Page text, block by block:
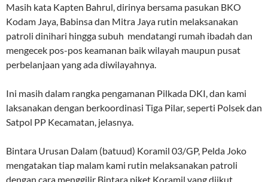
Masih kata Kapten Bahrul, dirinya bersama pasukan BKO
Kodam Jaya, Babinsa dan Mitra Jaya rutin melaksanakan
patroli dinihari hingga subuh mendatangi rumah ibadah dan
mengecek pos-pos keamanan baik wilayah maupun pusat
perbelanjaan yang ada diwilayahnya.
Ini masih dalam rangka pengamanan Pilkada DKI, dan kami
laksanakan dengan berkoordinasi Tiga Pilar, seperti Polsek dan
Satpol PP Kecamatan, jelasnya.
Bintara Urusan Dalam (batuud) Koramil 03/GP, Pelda Joko
mengatakan tiap malam kami rutin melaksanakan patroli
dengan cara menggilir Bintara piket Koramil yang diikut